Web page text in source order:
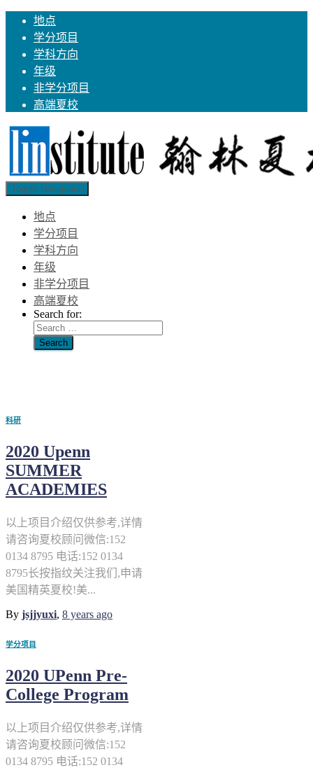
地点
学分项目
学科方向
年级
非学分项目
高端夏校
Toggle Navigation
地点
学分项目
学科方向
年级
非学分项目
高端夏校
Search for:
科研
2020 Upenn
SUMMER
ACADEMIES
以上项目介绍仅供参考,详情
请咨询夏校顾问微信:152
0134 8795 电话:152 0134
8795长按指纹关注我们,申请
美国精英夏校!美...
By jsjjyuxi, 8 years ago
学分项目
2020 UPenn Pre-
College Program
以上项目介绍仅供参考,详情
请咨询夏校顾问微信:152
0134 8795 电话:152 0134